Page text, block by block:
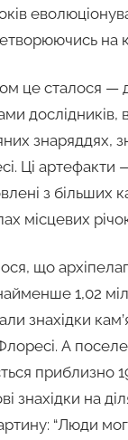
на
це сталося —
дослідників,
знаряддях,
Ці артефакти
з більших
місцевих
що
1,02
знахідки
А
приблизно
знахідки на
“Люди